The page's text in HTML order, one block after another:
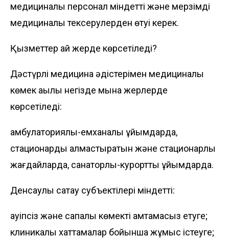
медициналық персонал міндетті және мерзімді
медициналық тексерулерден өтуі керек.
Қызметтер қай жерде көрсетіледі?
Дәстүрлі медицина әдістерімен медициналық
көмек ақылы негізде мына жерлерде
көрсетіледі:
амбулаториялық-емханалық ұйымдарда,
стационарды алмастыратын және стационарлық
жағдайларда, санаторлық-курорттық ұйымдарда.
Денсаулық сақтау субъектілері міндетті:
қауіпсіз және сапалы көмекті қамтамасыз етуге;
клиникалық хаттамалар бойынша жұмыс істеуге;